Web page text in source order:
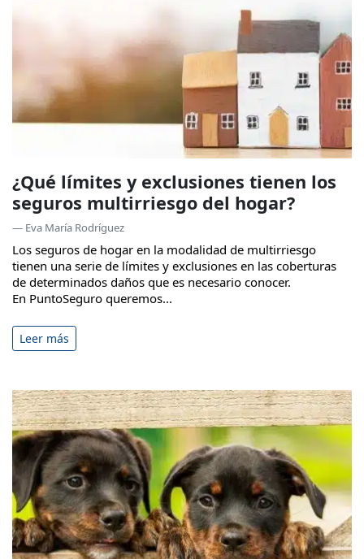
¿Qué límites y exclusiones tienen los
seguros multirriesgo del hogar?
— Eva María Rodríguez
Los seguros de hogar en la modalidad de multirriesgo
tienen una serie de límites y exclusiones en las coberturas
de determinados daños que es necesario conocer.
En PuntoSeguro queremos...
Leer más